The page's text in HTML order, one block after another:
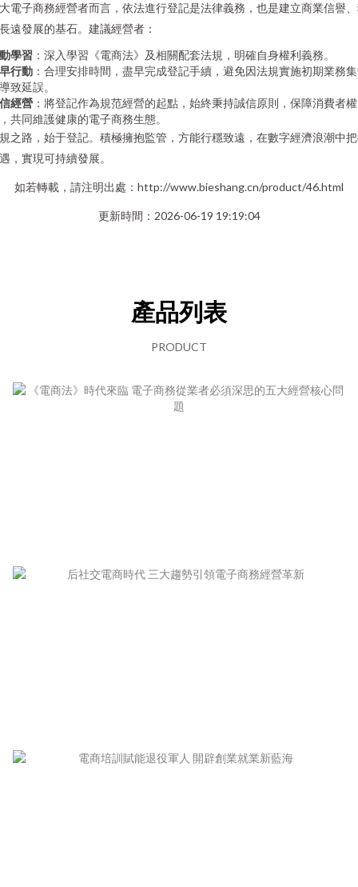
電子商務經營者而言，依法進行登記是法律義務，也是建立商業信譽
遠發展的基石。建議經營者：
學習 ：深入學習《電商法》及相關配套法規，明確自身權利義務。
行動 ：合理安排時間，盡早完成登記手續，避免因法規實施初期業務
致延誤。
經營 ：將登記作為規范經營的起點，始終秉持誠信原則，保障消費者權
共同維護健康的電子商務生態。
之路，始于登記。積極擁抱監管，方能行穩致遠，在數字經濟浪潮中
，實現可持續發展。
如若轉載，請注明出處：http://www.bieshang.cn/product/46.html
更新時間：2026-06-19 19:19:04
產品列表
PRODUCT